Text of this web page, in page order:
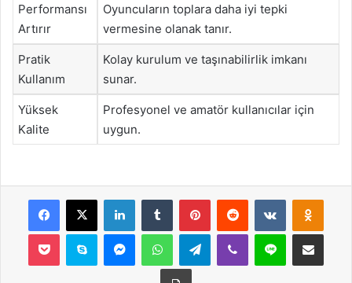
Performansı
Artırır
Oyuncuların toplara daha iyi tepki
vermesine olanak tanır.
Pratik
Kullanım
Kolay kurulum ve taşınabilirlik imkanı
sunar.
Yüksek
Kalite
Profesyonel ve amatör kullanıcılar için
uygun.
Facebook
X LinkedInTumblr PinterestReddit VKontakte
Pocket Skype MessengerWhatsAppTelegramViber Line E-Posta ile
Yazdır